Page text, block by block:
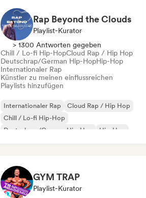
Rap Beyond the Clouds
Playlist-Kurator
> 1300 Antworten gegeben
Chill / Lo-fi Hip-HopCloud Rap / Hip Hop
Deutschrap/German Hip-HopHip-Hop
Internationaler Rap
Künstler zu meinen einflussreichen
Playlists hinzufügen
Internationaler Rap
Cloud Rap / Hip Hop
Chill / Lo-fi Hip-Hop
Deutschrap/German Hip-Hop
Hip-Hop
GYM TRAP
Playlist-Kurator